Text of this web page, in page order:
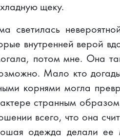
щеку.
светилась
внутренней верой
потом мне. Она
Мало кто
корнями могла
странным образом
всего, что она
одежда делали ее